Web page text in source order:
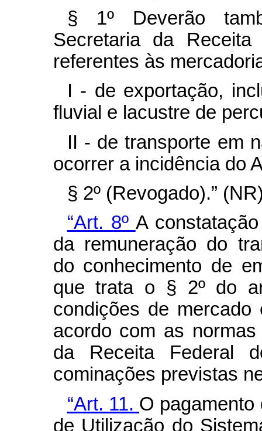
§ 1º Deverão
Secretaria da
referentes às
I - de exportação,
fluvial e lacustre de
II - de transporte em
ocorrer a incidência do
§ 2º (Revogado).”
“Art. 8º A
da remuneração do
do conhecimento de
que trata o § 2º do
condições de
acordo com as
da Receita Federal
cominações previstas
“Art. 11. O pagamento
de Utilização do